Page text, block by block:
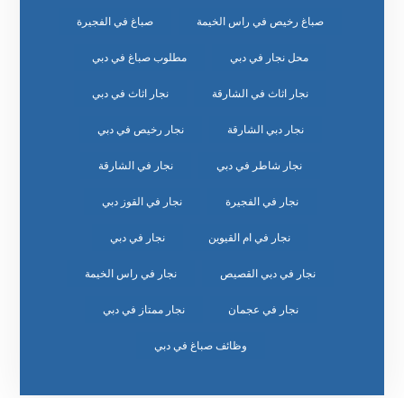
صباغ رخيص في راس الخيمة صباغ في الفجيرة
محل نجار في دبي مطلوب صباغ في دبي
نجار اثاث في الشارقة نجار اثاث في دبي
نجار دبي الشارقة نجار رخيص في دبي
نجار شاطر في دبي نجار في الشارقة
نجار في الفجيرة نجار في القوز دبي
نجار في ام القيوين نجار في دبي
نجار في دبي القصيص نجار في راس الخيمة
نجار في عجمان نجار ممتاز في دبي
وظائف صباغ في دبي